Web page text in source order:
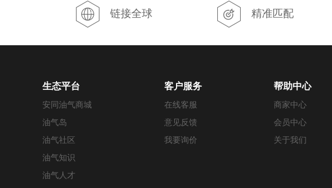
链接全球 精准匹配
生态平台
安同油气商城
油气岛
油气社区
油气知识
油气人才
客户服务
在线客服
意见反馈
我要询价
帮助中心
商家中心
会员中心
关于我们